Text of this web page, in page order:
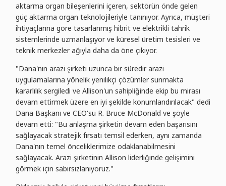
aktarma organ bileşenlerini içeren, sektörün önde gelen
güç aktarma organ teknolojileriyle tanınıyor. Ayrıca, müşteri
ihtiyaçlarına göre tasarlanmış hibrit ve elektrikli tahrik
sistemlerinde uzmanlaşıyor ve küresel üretim tesisleri ve
teknik merkezler ağıyla daha da öne çıkıyor.
"Dana'nın arazi şirketi uzunca bir süredir arazi
uygulamalarına yönelik yenilikçi çözümler sunmakta
kararlılık sergiledi ve Allison'un sahipliğinde ekip bu mirası
devam ettirmek üzere en iyi şekilde konumlandırılacak" dedi
Dana Başkanı ve CEO'su R. Bruce McDonald ve şöyle
devam etti: "Bu anlaşma şirketin devam eden başarısını
sağlayacak stratejik fırsatı temsil ederken, aynı zamanda
Dana'nın temel önceliklerimize odaklanabilmesini
sağlayacak. Arazi şirketinin Allison liderliğinde gelişimini
görmek için sabırsızlanıyoruz."